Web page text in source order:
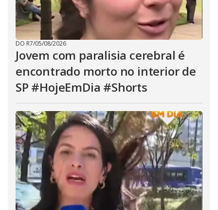
DO R7/05/08/2026
Jovem com paralisia cerebral é
encontrado morto no interior de
SP #HojeEmDia #Shorts